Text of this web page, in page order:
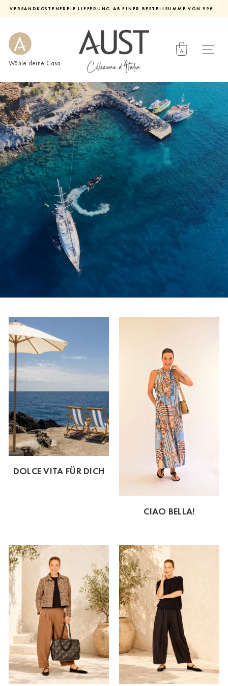
pausieren
VERSANDKOSTENFREIE LIEFERUNG AB EINER BESTELLSUMME VON 99€
Wähle deine Casa
DOLCE VITA FÜR DICH
CIAO BELLA!